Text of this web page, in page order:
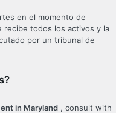
en el momento de
recibe todos los activos y la
por un tribunal de
in Maryland , consult with